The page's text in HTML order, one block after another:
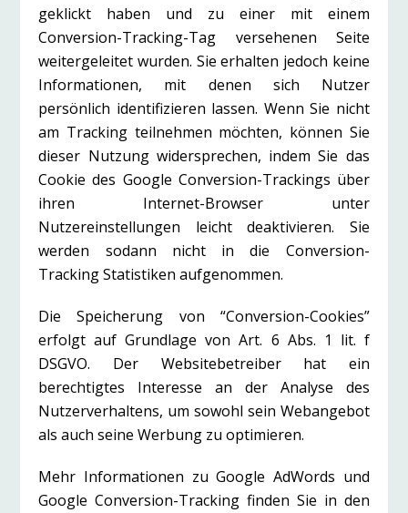
geklickt haben und zu einer mit einem
Conversion-Tracking-Tag versehenen Seite
weitergeleitet wurden. Sie erhalten jedoch keine
Informationen, mit denen sich Nutzer
persönlich identifizieren lassen. Wenn Sie nicht
am Tracking teilnehmen möchten, können Sie
dieser Nutzung widersprechen, indem Sie das
Cookie des Google Conversion-Trackings über
ihren Internet-Browser unter
Nutzereinstellungen leicht deaktivieren. Sie
werden sodann nicht in die Conversion-
Tracking Statistiken aufgenommen.
Die Speicherung von “Conversion-Cookies”
erfolgt auf Grundlage von Art. 6 Abs. 1 lit. f
DSGVO. Der Websitebetreiber hat ein
berechtigtes Interesse an der Analyse des
Nutzerverhaltens, um sowohl sein Webangebot
als auch seine Werbung zu optimieren.
Mehr Informationen zu Google AdWords und
Google Conversion-Tracking finden Sie in den